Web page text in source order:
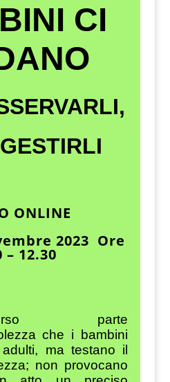
CI
ONLINE
2023 Ore
– 12.30
parte
che i bambini
ma testano il
non provocano